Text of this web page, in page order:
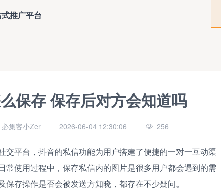
推广平台
保存 保存后对方会知道吗
集客小Zer 2026-06-04 12:30:06 256
交平台，抖音的私信功能为用户搭建了便捷的一对一互动渠
常使用过程中，保存私信内的图片是很多用户都会遇到的需
存操作是否会被发送方知晓，都存在不少疑问。